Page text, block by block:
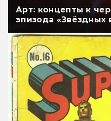
Арт: концепты к
эпизода «Звёздных